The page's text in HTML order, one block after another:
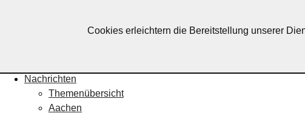
Nachrichten
Themenübersicht
Aachen
Cookies erleichtern die Bereitstellung unserer